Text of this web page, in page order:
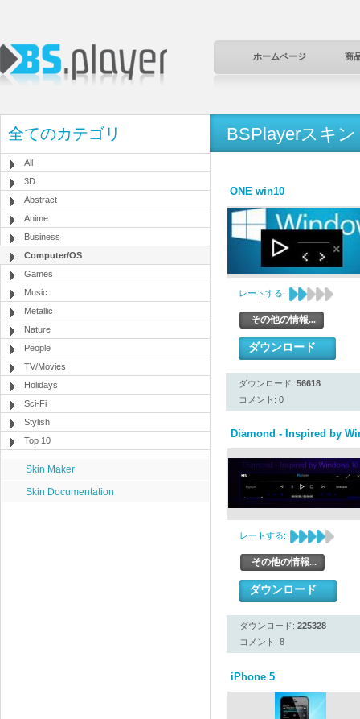
ホームページ 商
全てのカテゴリ
All
3D
Abstract
Anime
Business
Computer/OS
Games
Music
Metallic
Nature
People
TV/Movies
Holidays
Sci-Fi
Stylish
Top 10
Skin Maker
Skin Documentation
BSPlayerスキン
ONE win10
レートする:
その他の情報...
ダウンロード
ダウンロード: 56618
コメント: 0
Diamond - Inspired by
レートする:
その他の情報...
ダウンロード
ダウンロード: 225328
コメント: 8
iPhone 5